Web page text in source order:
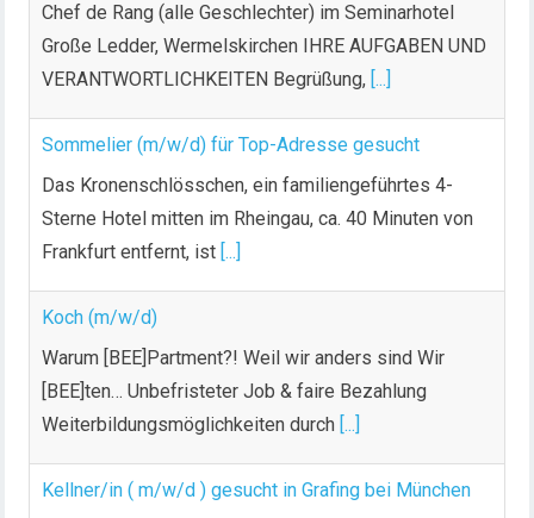
Chef de Rang (alle Geschlechter) im Seminarhotel
Große Ledder, Wermelskirchen IHRE AUFGABEN UND
VERANTWORTLICHKEITEN Begrüßung, [...]
Sommelier (m/w/d) für Top-Adresse gesucht
Das Kronenschlösschen, ein familiengeführtes 4-
Sterne Hotel mitten im Rheingau, ca. 40 Minuten von
Frankfurt entfernt, ist [...]
Koch (m/w/d)
Warum [BEE]Partment?! Weil wir anders sind Wir
[BEE]ten… Unbefristeter Job & faire Bezahlung
Weiterbildungsmöglichkeiten durch [...]
Kellner/in ( m/w/d ) gesucht in Grafing bei München